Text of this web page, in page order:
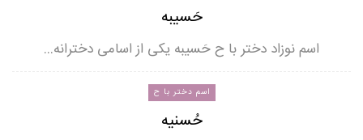
حَسیبه
اسم نوزاد دختر با ح حَسیبه یکی از اسامی دخترانه…
اسم دختر با ح
حُسنیه